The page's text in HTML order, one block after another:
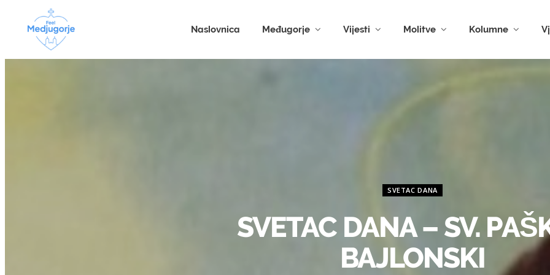
Naslovnica Međugorje Vijesti Molitve Kolumne
SVETAC DANA
SVETAC DANA – SV.
BAJLONSKI